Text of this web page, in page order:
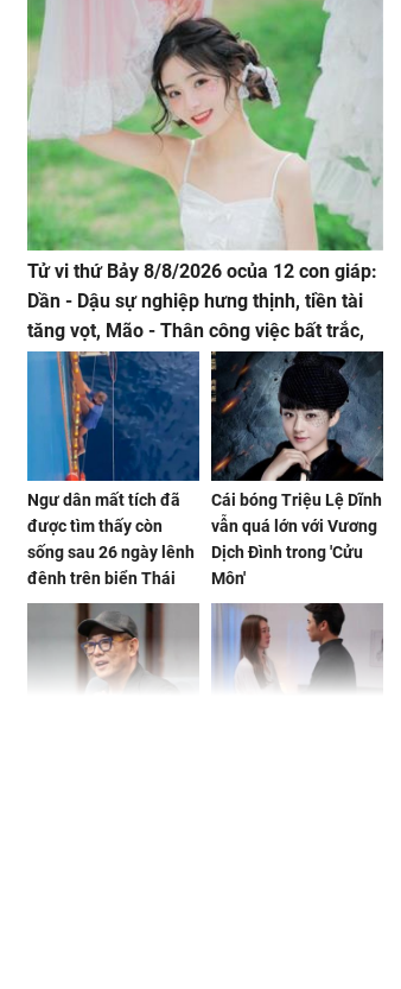
Tử vi thứ Bảy 8/8/2026 ocủa 12 con giáp:
Dần - Dậu sự nghiệp hưng thịnh, tiền tài
tăng vọt, Mão - Thân công việc bất trắc,
tiền mất tật mang
Ngư dân mất tích đã
được tìm thấy còn
sống sau 26 ngày lênh
đênh trên biển Thái
Bình Dương
Cái bóng Triệu Lệ Dĩnh
vẫn quá lớn với Vương
Dịch Đình trong 'Cửu
Môn'